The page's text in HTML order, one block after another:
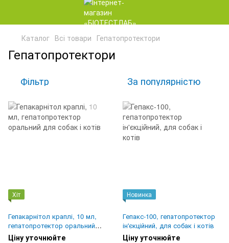
Каталог Всі товари Гепатопротектори
Гепатопротектори
Фільтр За популярністю
Хіт
Гепакарнітол краплі, 10 мл,
гепатопротектор оральний
для собак і котів
Ціну уточнюйте
Новинка
Гепакс-100, гепатопротектор
ін'єкційний, для собак і котів
Ціну уточнюйте